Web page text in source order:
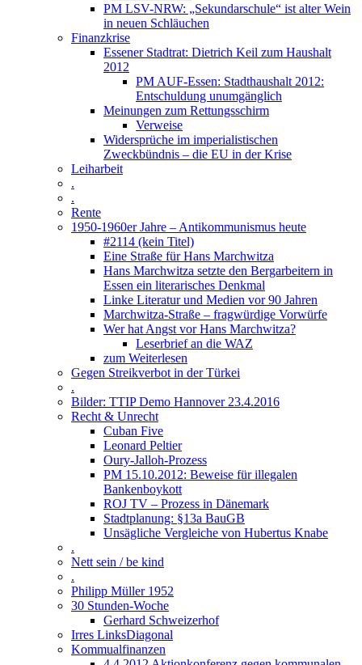
PM LSV-NRW: „Sekundarschule“ ist alter Wein
in neuen Schläuchen
Finanzkrise
Essener Stadtrat: Dietrich Keil zum Haushalt
2012
PM AUF-Essen: Stadthaushalt 2012:
Entschuldung unumgänglich
Meinungen zum Rettungsschirm
Verweise
Widersprüche im imperialistischen
Zweckbündnis – die EU in der Krise
Leiharbeit
.
.
Rente
1950-1960er Jahre – Antikommunismus heute
#2114 (kein Titel)
Eine Straße für Hans Marchwitza
Hans Marchwitza setzte den Bergarbeitern in
Essen ein literarisches Denkmal
Linke Literatur und Medien vor 90 Jahren
Marchwitza-Straße – fragwürdige Vorwürfe
Wer hat Angst vor Hans Marchwitza?
Leserbrief an die WAZ
zum Weiterlesen
Gegen Streikverbot in der Türkei
.
Bilder: TTIP Demo Hannover 23.4.2016
Recht & Unrecht
Cuban Five
Leonard Peltier
Oury-Jalloh-Prozess
PM 15.10.2012: Beweise für illegalen
Bankenboykott
ROJ TV – Prozess in Dänemark
Stadtplanung: §13a BauGB
Unsägliche Vergleiche von Hubertus Knabe
.
Nett sein / be kind
.
Philipp Müller 1952
30 Stunden-Woche
Gerhard Schweizerhof
Irres LinksDiagonal
Kommualfinanzen